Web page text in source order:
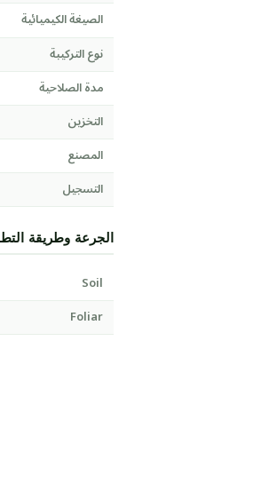
الصيغة الكيميائية
نوع التركيبة
مدة الصلاحية
التخزين
المصنع
التسجيل
الجرعة وطريقة
Soil
Foliar